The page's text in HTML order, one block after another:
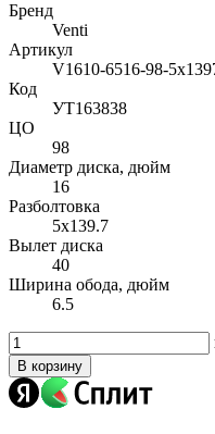
Бренд
Venti
Артикул
V1610-6516-98-
Код
УТ163838
ЦО
98
Диаметр диска, дюйм
16
Разболтовка
5x139.7
Вылет диска
40
Ширина обода, дюйм
6.5
В корзину